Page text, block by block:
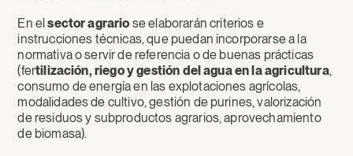
En elsector agrario se elaborarán criterios e
instrucciones técnicas, que puedan incorporarse a la
normativa o servir de referencia o de buenas prácticas
(fertilización, riego y gestión del agua en la agricultura,
consumo de energía en las explotaciones agrícolas,
modalidades de cultivo, gestión de purines, valorización
de residuos y subproductos agrarios, aprovechamiento
de biomasa).